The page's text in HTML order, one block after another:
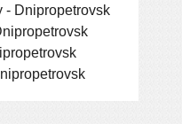
- Dnipropetrovsk